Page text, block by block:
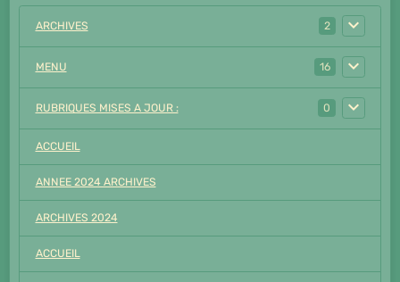
ARCHIVES 2
MENU 16
RUBRIQUES MISES A JOUR : 0
ACCUEIL
ANNEE 2024 ARCHIVES
ARCHIVES 2024
ACCUEIL